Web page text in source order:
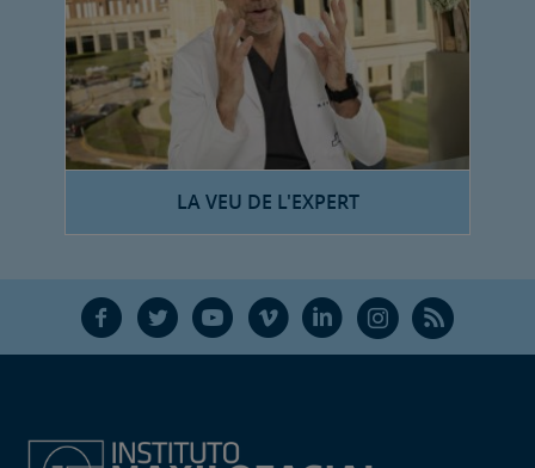
LA VEU DE L'EXPERT
F T Y V L Ñ R